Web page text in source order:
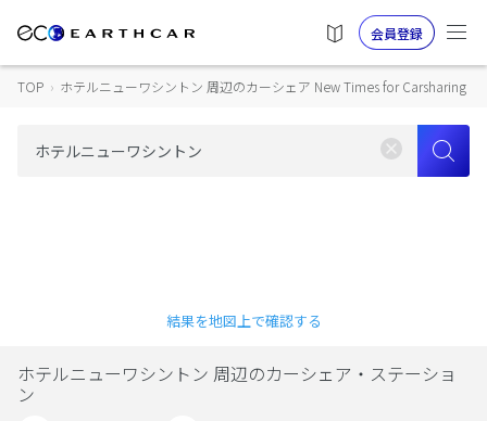
会員登録
TOP › ホテルニューワシントン 周辺のカーシェア New Times for Carsharing
結果を地図上で確認する
ホテルニューワシントン 周辺のカーシェア・ステーショ
ン